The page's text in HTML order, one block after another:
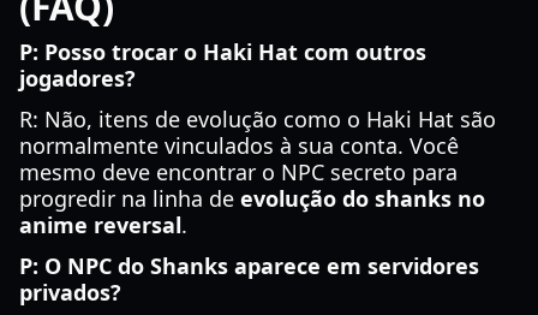
P: Posso trocar o Haki Hat com outros
jogadores?
R: Não, itens de evolução como o Haki Hat são
normalmente vinculados à sua conta. Você
mesmo deve encontrar o NPC secreto para
progredir na linha de evolução do shanks no
anime reversal.
P: O NPC do Shanks aparece em servidores
privados?